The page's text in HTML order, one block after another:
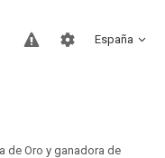
España
de Oro y ganadora de